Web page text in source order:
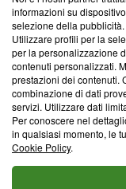
Redazione
Informativa
Cookie Policy
Blasting SA, IDI
Lugano (Svizzera)
© 2026 Blasting News
informazioni su
selezione della
Utilizzare profili per la
per la personalizzazione
contenuti personalizzati.
prestazioni dei contenuti.
combinazione di dati
servizi. Utilizzare dati
Per conoscere nel
in qualsiasi momento, le
Cookie Policy.